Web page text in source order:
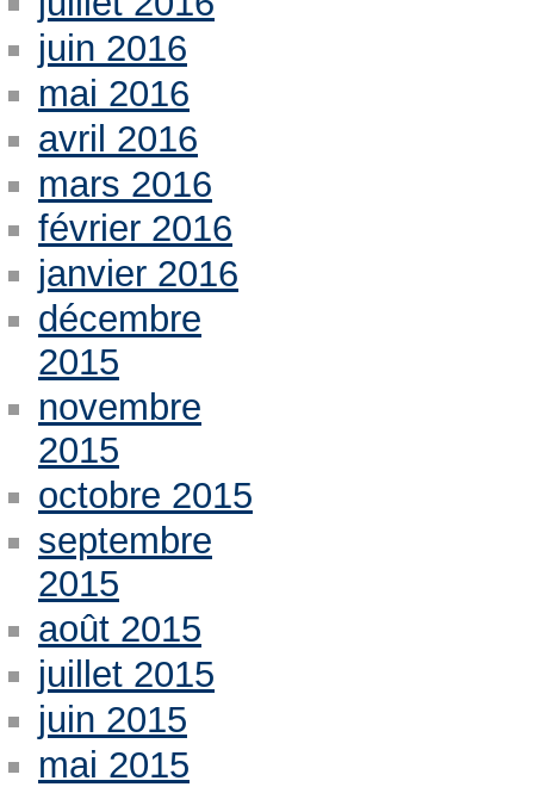
juin 2016
mai 2016
avril 2016
mars 2016
février 2016
janvier 2016
décembre
2015
novembre
2015
octobre 2015
septembre
2015
août 2015
juillet 2015
juin 2015
mai 2015